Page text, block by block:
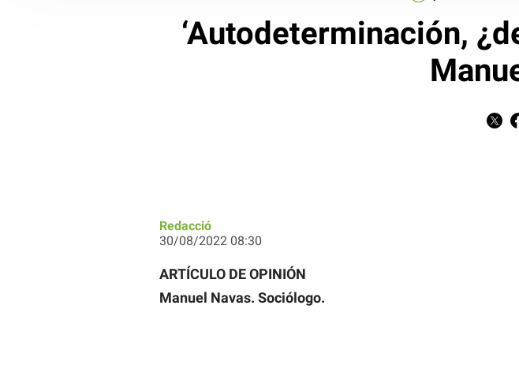
‘Autodeterminación,
Redacció
30/08/2022 08:30
ARTÍCULO DE OPINIÓN
Manuel Navas. Sociólogo.